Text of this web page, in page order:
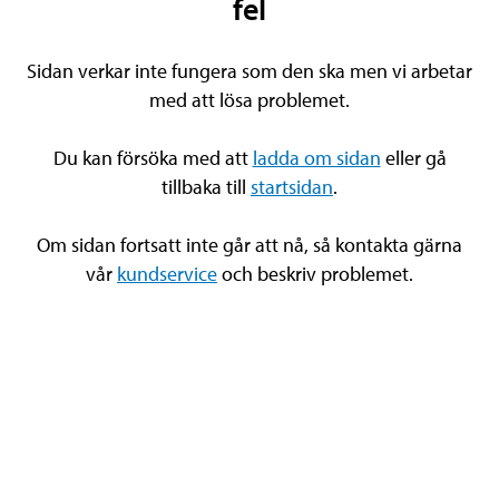
fel
Sidan verkar inte fungera som den ska men vi arbetar
med att lösa problemet.
Du kan försöka med att ladda om sidan eller gå
tillbaka till startsidan.
Om sidan fortsatt inte går att nå, så kontakta gärna
vår kundserviceoch beskriv problemet.